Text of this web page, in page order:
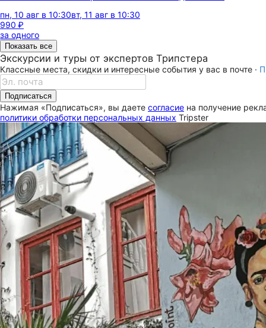
пн, 10 авг в 10:30вт, 11 авг в 10:30
990 ₽
за одного
Показать все
Экскурсии и туры от экспертов Трипстера
Классные места, скидки и интересные события у вас в почте ·
Подписаться
Нажимая «Подписаться», вы даете согласие на получение
политики обработки персональных данных Tripster